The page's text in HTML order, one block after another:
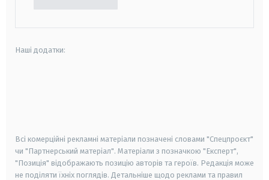
Наші додатки:
Всі комерційні рекламні матеріали позначені словами "Спецпроєкт"
чи "Партнерський матеріал". Матеріали з позначкою "Експерт",
"Позиція" відображають позицію авторів та героїв. Редакція може
не поділяти їхніх поглядів. Детальніше щодо реклами та правил